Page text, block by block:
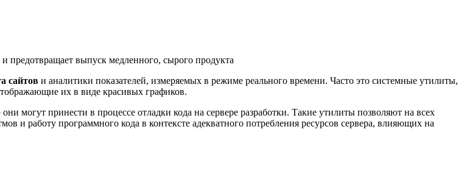
предотвращает выпуск медленного, сырого продукта
сайтов и аналитики показателей, измеряемых в режиме реального времени. Часто это системные утилиты,
их в виде красивых графиков.
могут принести в процессе отладки кода на сервере разработки. Такие утилиты позволяют на всех
и работу программного кода в контексте адекватного потребления ресурсов сервера, влияющих на